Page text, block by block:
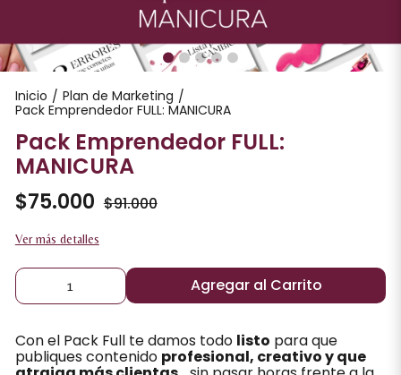
Inicio / Plan de Marketing /
Pack Emprendedor FULL: MANICURA
Pack Emprendedor FULL:
MANICURA
$75.000 $91.000
Ver más detalles
Agregar al Carrito
Con el Pack Full te damos todo listo para que
publiques contenido profesional, creativo y que